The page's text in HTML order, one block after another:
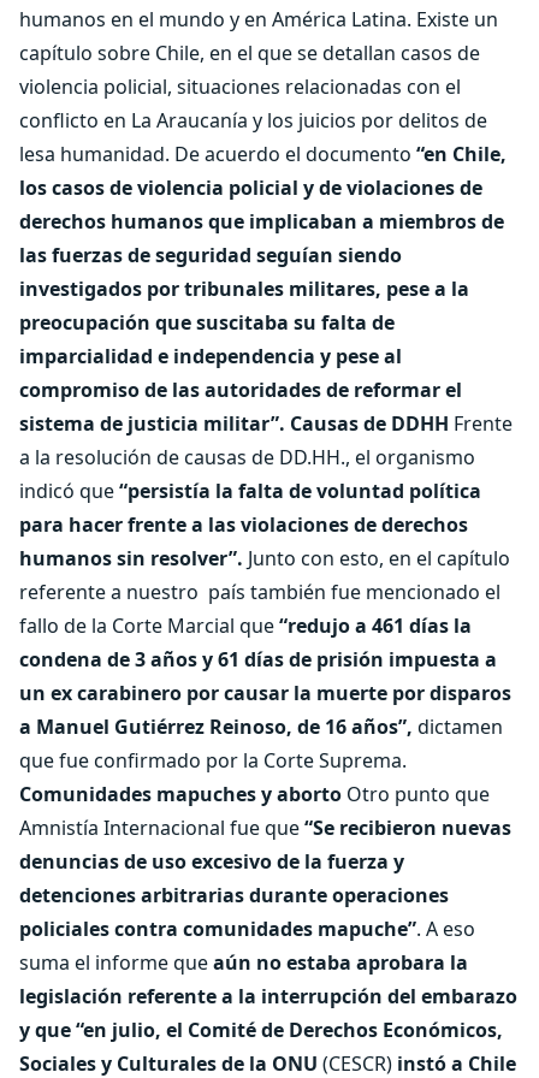
humanos en el mundo y en América Latina. Existe un
capítulo sobre Chile, en el que se detallan casos de
violencia policial, situaciones relacionadas con el
conflicto en La Araucanía y los juicios por delitos de
lesa humanidad. De acuerdo el documento “en Chile,
los casos de violencia policial y de violaciones de
derechos humanos que implicaban a miembros de
las fuerzas de seguridad seguían siendo
investigados por tribunales militares, pese a la
preocupación que suscitaba su falta de
imparcialidad e independencia y pese al
compromiso de las autoridades de reformar el
sistema de justicia militar”. Causas de DDHH Frente
a la resolución de causas de DD.HH., el organismo
indicó que“persistía la falta de voluntad política
para hacer frente a las violaciones de derechos
humanos sin resolver”. Junto con esto, en el capítulo
referente a nuestro país también fue mencionado el
fallo de la Corte Marcial que“redujo a 461 días la
condena de 3 años y 61 días de prisión impuesta a
un ex carabinero por causar la muerte por disparos
a Manuel Gutiérrez Reinoso, de 16 años”, dictamen
que fue confirmado por la Corte Suprema.
Comunidades mapuches y aborto Otro punto que
Amnistía Internacional fue que“Se recibieron nuevas
denuncias de uso excesivo de la fuerza y
detenciones arbitrarias durante operaciones
policiales contra comunidades mapuche”. A eso
suma el informe queaún no estaba aprobara la
legislación referente a la interrupción del embarazo
y que “en julio, el Comité de Derechos Económicos,
Sociales y Culturales de la ONU (CESCR) instó a Chile